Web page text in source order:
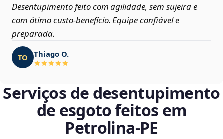
Desentupimento feito com agilidade, sem sujeira e
com ótimo custo-benefício. Equipe confiável e
preparada.
TO Thiago O.
Serviços de desentupimento
de esgoto feitos em
Petrolina‑PE